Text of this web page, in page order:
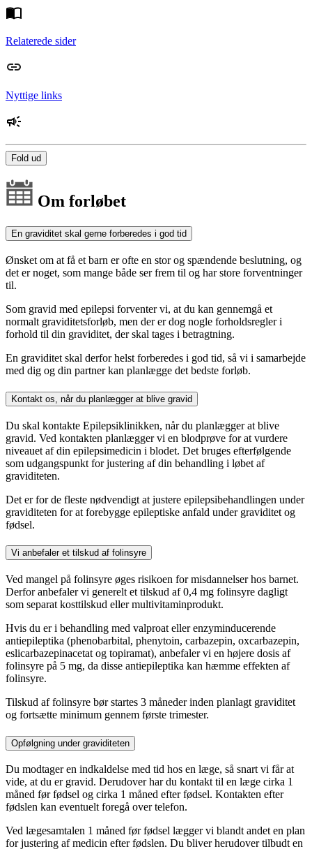
Relaterede sider
Nyttige links
Fold ud
Om forløbet
En graviditet skal gerne forberedes i god tid
Ønsket om at få et barn er ofte en stor og spændende beslutning, og
det er noget, som mange både ser frem til og har store forventninger
til.
Som gravid med epilepsi forventer vi, at du kan gennemgå et
normalt graviditetsforløb, men der er dog nogle forholdsregler i
forhold til din graviditet, der skal tages i betragtning.
En graviditet skal derfor helst forberedes i god tid, så vi i samarbejde
med dig og din partner kan planlægge det bedste forløb.
Kontakt os, når du planlægger at blive gravid
Du skal kontakte Epilepsiklinikken, når du planlægger at blive
gravid. Ved kontakten planlægger vi en blodprøve for at vurdere
niveauet af din epilepsimedicin i blodet. Det bruges efterfølgende
som udgangspunkt for justering af din behandling i løbet af
graviditeten.
Det er for de fleste nødvendigt at justere epilepsibehandlingen under
graviditeten for at forebygge epileptiske anfald under graviditet og
fødsel.
Vi anbefaler et tilskud af folinsyre
Ved mangel på folinsyre øges risikoen for misdannelser hos barnet.
Derfor anbefaler vi generelt et tilskud af 0,4 mg folinsyre dagligt
som separat kosttilskud eller multivitaminprodukt.
Hvis du er i behandling med valproat eller enzyminducerende
antiepileptika (phenobarbital, phenytoin, carbazepin, oxcarbazepin,
eslicarbazepinacetat og topiramat), anbefaler vi en højere dosis af
folinsyre på 5 mg, da disse antiepileptika kan hæmme effekten af
folinsyre.
Tilskud af folinsyre bør startes 3 måneder inden planlagt graviditet
og fortsætte minimum gennem første trimester.
Opfølgning under graviditeten
Du modtager en indkaldelse med tid hos en læge, så snart vi får at
vide, at du er gravid. Derudover har du kontakt til en læge cirka 1
måned før fødsel og cirka 1 måned efter fødsel. Kontakten efter
fødslen kan eventuelt foregå over telefon.
Ved lægesamtalen 1 måned før fødsel lægger vi blandt andet en plan
for justering af medicin efter fødslen. Du bliver herudover tilbudt en